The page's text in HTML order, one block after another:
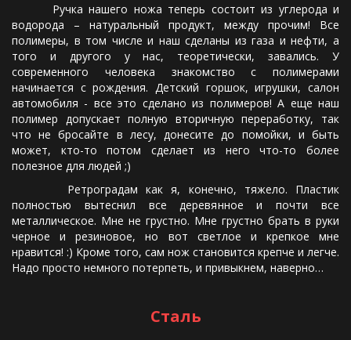
Ручка нашего ножа теперь состоит из углерода и
водорода – натуральный продукт, между прочим! Все
полимеры, в том числе и наш сделаны из газа и нефти, а
того и другого у нас, теоретически, завались. У
современного человека знакомство с полимерами
начинается с рождения. Детский горшок, игрушки, салон
автомобиля - все это сделано из полимеров! А еще наш
полимер допускает полную вторичную переработку, так
что не бросайте в лесу, донесите до помойки, и быть
может, кто-то потом сделает из него что-то более
полезное для людей ;)
Ретроградам как я, конечно, тяжело. Пластик
полностью вытеснил все деревянное и почти все
металлическое. Мне не грустно. Мне грустно брать в руки
черное и резиновое, но вот светлое и крепкое мне
нравится! :) Кроме того, сам нож становится крепче и легче.
Надо просто немного потерпеть, и привыкнем, наверно…
Сталь